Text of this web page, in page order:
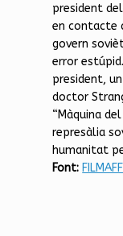
president
en contacte
govern
error
president,
doctor
“Màquina
represàlia
humanitat
Font: